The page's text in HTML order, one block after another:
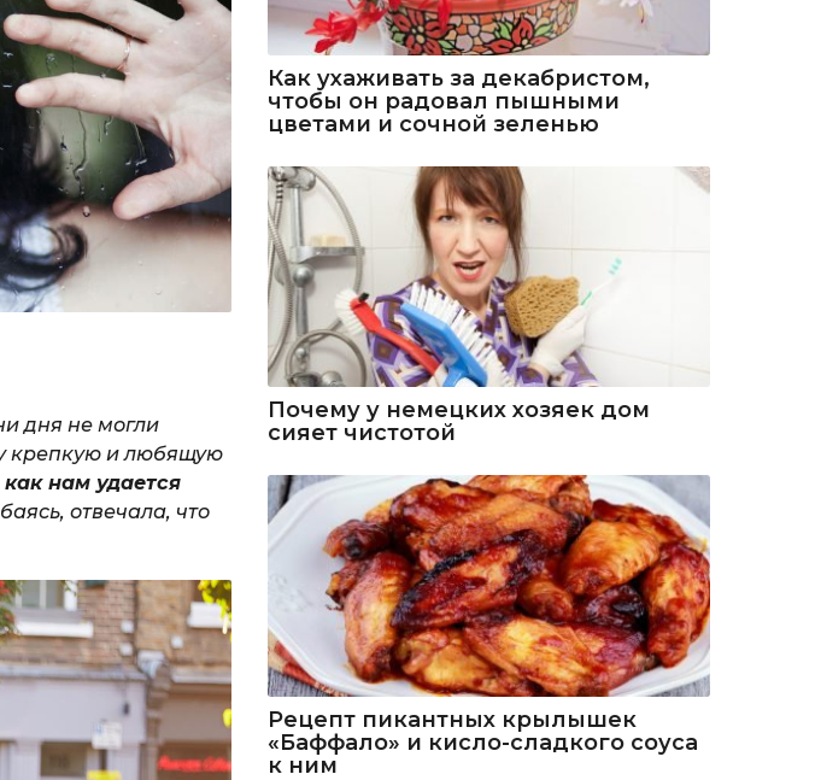
дня не могли
крепкую и любящую
нам удается
отвечала, что
Как ухаживать за декабристом,
чтобы он радовал пышными
цветами и сочной зеленью
Почему у немецких хозяек дом
сияет чистотой
Рецепт пикантных крылышек
«Баффало» и кисло-сладкого соуса
к ним